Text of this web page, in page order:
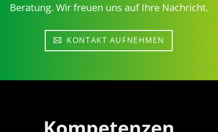
Beratung. Wir freuen uns auf Ihre Nachricht.
KONTAKT AUFNEHMEN